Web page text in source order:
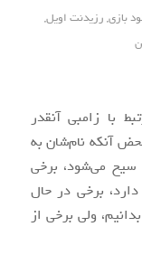
بازی, رزیدنت اویل,
با زامبی آنقدر
آنکه نام‌شان به
سیخ می‌شود، برخی
برخی در حال
ولی برخی از